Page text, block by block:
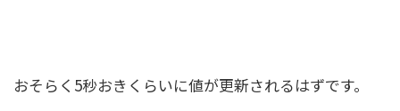
おそらく5秒おきくらいに値が更新されるはずです。